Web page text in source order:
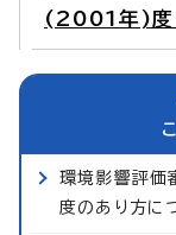
(2001年)度
環境影響評価
度のあり方